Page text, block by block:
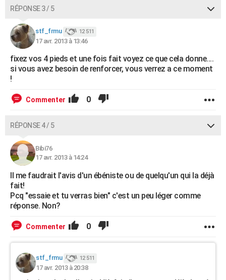
RÉPONSE 3 / 5
stf_frmu 12 511
17 avr. 2013 à 13:46
fixez vos 4 pieds et une fois fait voyez ce que cela donne....
si vous avez besoin de renforcer, vous verrez a ce moment
!
Commenter 0
RÉPONSE 4 / 5
Bibi76
17 avr. 2013 à 14:24
Il me faudrait l'avis d'un ébéniste ou de quelqu'un qui la déjà
fait!
Pcq "essaie et tu verras bien" c'est un peu léger comme
réponse. Non?
Commenter 0
stf_frmu 12 511
17 avr. 2013 à 20:38